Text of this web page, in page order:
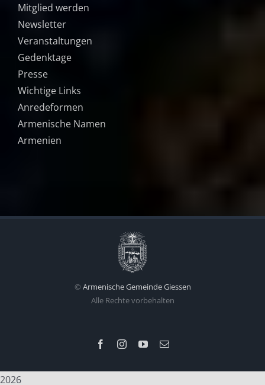
Mitglied werden
Newsletter
Veranstaltungen
Gedenktage
Presse
Wichtige Links
Anredeformen
Armenische Namen
Armenien
© Armenische Gemeinde Giessen
Alle Rechte vorbehalten
FacebookInstagramYouTubeEmail
2026